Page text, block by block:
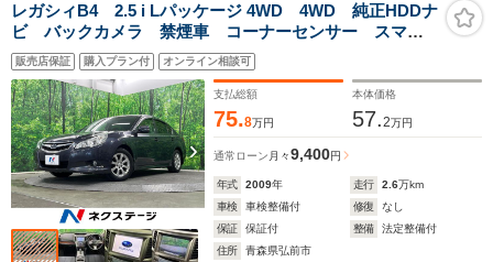
レガシィB4 2.5 i Lパッケージ 4WD 4WD 純正HDDナ
ビ バックカメラ 禁煙車 コーナーセンサー スマー
トキー HIDヘッド ビルトインETC 純正16インチアル
ミ オートライト デュアルエアコン CD
販売店保証 購入プラン付 オンライン相談可
支払総額
75.8万円
本体価格
57.2万円
通常ローン 月々9,400円
年式 2009年 走行 2.6万km
車検
車検整備付 修復
なし
保証
保証付 整備
法定整備付
住所
青森県弘前市